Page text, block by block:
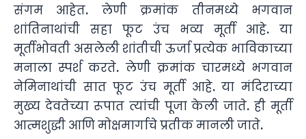
संगम आहेत. लेणी क्रमांक तीनमध्ये भगवान
शांतिनाथांची सहा फूट उंच भव्य मूर्ती आहे. या
मूर्तीभोवती असलेली शांतीची ऊर्जा प्रत्येक भाविकाच्या
मनाला स्पर्श करते. लेणी क्रमांक चारमध्ये भगवान
नेमिनाथांची सात फूट उंच मूर्ती आहे. या मंदिराच्या
मुख्य देवतेच्या रूपात त्यांची पूजा केली जाते. ही मूर्ती
आत्मशुद्धी आणि मोक्षमार्गाचे प्रतीक मानली जाते.